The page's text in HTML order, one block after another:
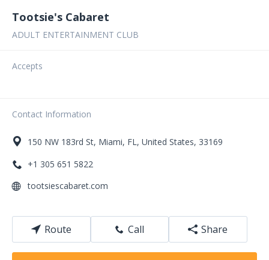
Tootsie's Cabaret
ADULT ENTERTAINMENT CLUB
Accepts
Contact Information
150 NW 183rd St, Miami, FL, United States, 33169
+1 305 651 5822
tootsiescabaret.com
Route Call Share